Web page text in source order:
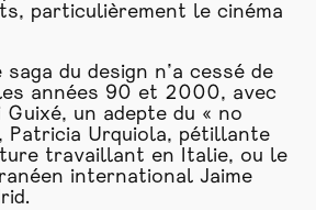
particulièrement le cinéma
du design n’a cessé de
années 90 et 2000, avec
un adepte du « no
Patricia Urquiola, pétillante
travaillant en Italie, ou le
international Jaime